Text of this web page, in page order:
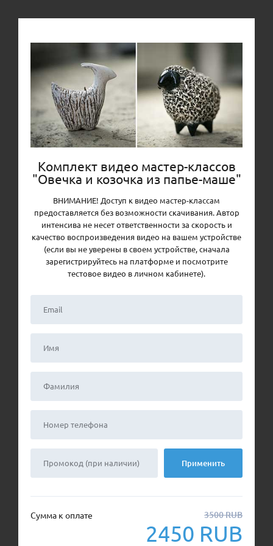
Комплект видео мастер-классов
"Овечка и козочка из папье-маше"
ВНИМАНИЕ! Доступ к видео мастер-классам
предоставляется без возможности скачивания. Автор
интенсива не несет ответственности за скорость и
качество воспроизведения видео на вашем устройстве
(если вы не уверены в своем устройстве, сначала
зарегистрируйтесь на платформе и посмотрите
тестовое видео в личном кабинете).
Применить
Сумма к оплате 3500RUB
2450 RUB